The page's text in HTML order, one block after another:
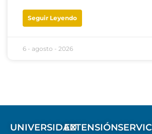
Seguir Leyendo
6 - agosto - 2026
UNIVERSIDADEXTENSIÓN